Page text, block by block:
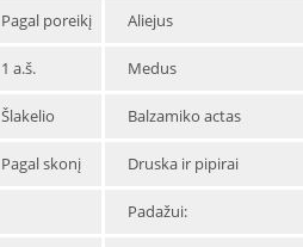
Pagal poreikį Aliejus
1 a.š. Medus
Šlakelio Balzamiko actas
Pagal skonį Druska ir pipirai
Padažui: